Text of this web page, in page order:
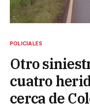
POLICIALES
Otro
cuatro
cerca de